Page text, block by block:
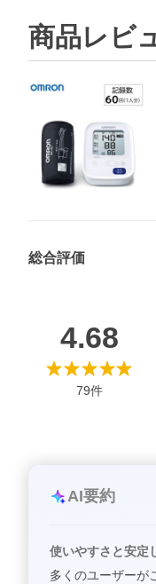
商品レビ
総合評価
4.68
79件
AI要約
使いやすさと安定
多くのユーザーが